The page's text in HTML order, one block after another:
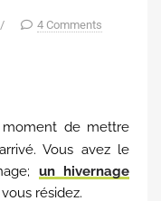
/ 4 Comments
de mettre
Vous avez le
un hivernage
résidez.